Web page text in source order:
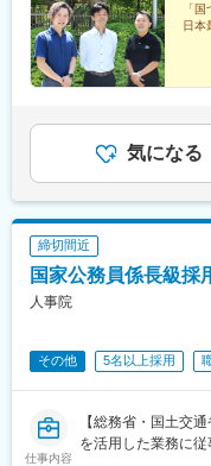
との均衡を考慮して
のような諸手当が支
当、通勤手当、住居
額等は2026年４月
「
日本
気になる
締切間近
国家公務員係長級採
人事院
その他 5名以上採用
仕事内容
【総務省・国土交
を活用した業務に従